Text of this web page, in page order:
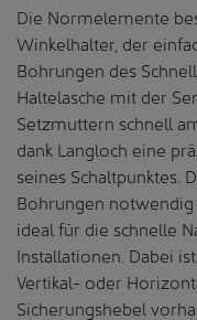
Die Normelemente
Winkelhalter, der
Bohrungen des
Haltelasche mit der
Setzmuttern schnell
dank Langloch eine
seines Schaltpunktes.
Bohrungen notwendig
ideal für die schnelle
Installationen. Dabei
Vertikal- oder
Sicherungshebel